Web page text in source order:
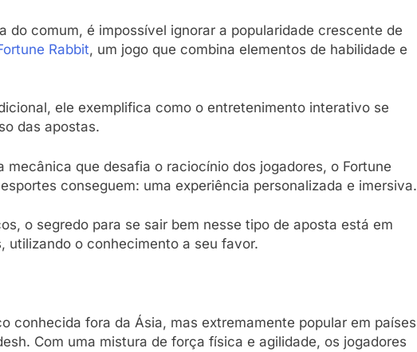
do comum, é impossível ignorar a popularidade crescente de
Rabbit, um jogo que combina elementos de habilidade e
ele exemplifica como o entretenimento interativo se
das apostas.
mecânica que desafia o raciocínio dos jogadores, o Fortune
conseguem: uma experiência personalizada e imersiva.
o segredo para se sair bem nesse tipo de aposta está em
utilizando o conhecimento a seu favor.
conhecida fora da Ásia, mas extremamente popular em países
Com uma mistura de força física e agilidade, os jogadores